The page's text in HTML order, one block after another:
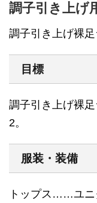
調子引き上げ
調子引き上げ裸足
目標
調子引き上げ裸
2。
服装・装備
トップス……ユニ